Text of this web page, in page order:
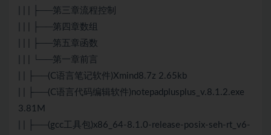
| | | ├──第三章流程控制
| | | ├──第四章数组
| | | ├──第五章函数
| | | └──第一章前言
| | ├──(C语言笔记软件)Xmind8.7z 2.65kb
| | ├──(C语言代码编辑软件)notepadplusplus_v.8.1.2.exe
3.81M
| | ├──(gcc工具包)x86_64-8.1.0-release-posix-seh-rt_v6-